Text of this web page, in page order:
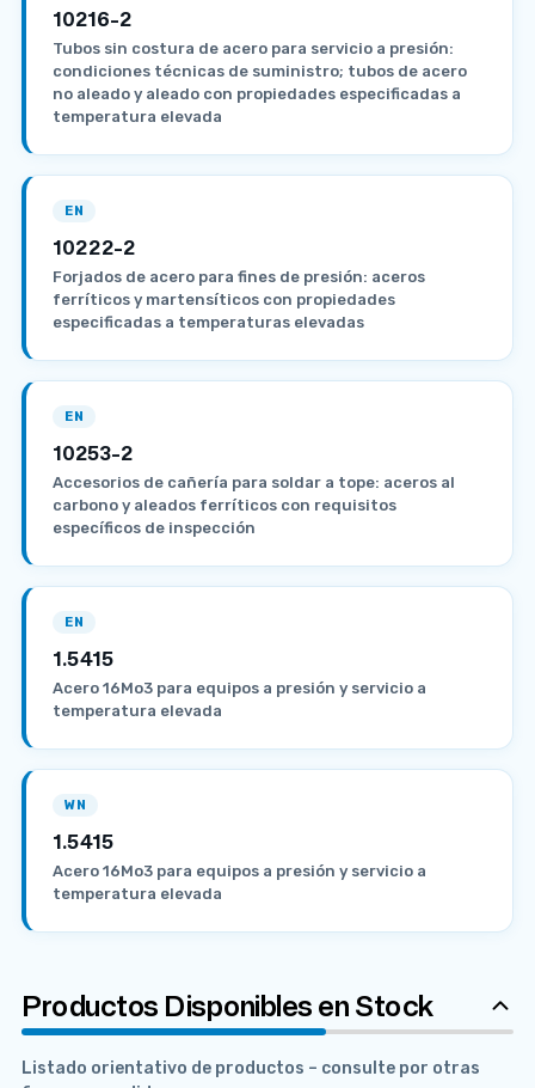
10216-2
Tubos sin costura de acero para servicio a presión:
condiciones técnicas de suministro; tubos de acero
no aleado y aleado con propiedades especificadas a
temperatura elevada
EN
10222-2
Forjados de acero para fines de presión: aceros
ferríticos y martensíticos con propiedades
especificadas a temperaturas elevadas
EN
10253-2
Accesorios de cañería para soldar a tope: aceros al
carbono y aleados ferríticos con requisitos
específicos de inspección
EN
1.5415
Acero 16Mo3 para equipos a presión y servicio a
temperatura elevada
WN
1.5415
Acero 16Mo3 para equipos a presión y servicio a
temperatura elevada
Productos Disponibles en Stock
Listado orientativo de productos – consulte por otras